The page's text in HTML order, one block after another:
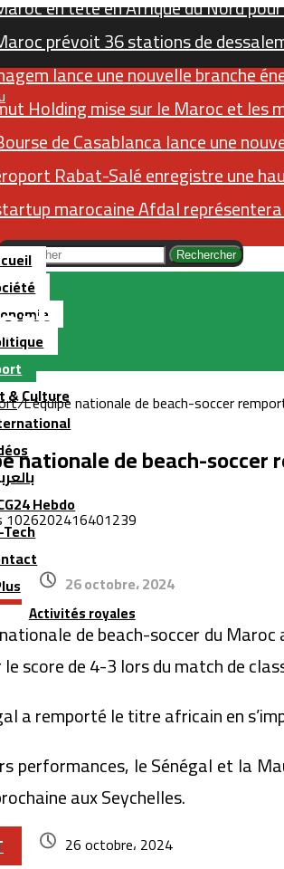
en tête en Afrique du Nord
prévoit 36 stations de
lance une nouvelle branche
Holding mise sur le Maroc et les
de Casablanca lance une
Rabat-Salé enregistre une
marocaine Afdal
Rechercher
& Culture
Hebdo
Activités royales
/L’équipe nationale de beach-soccer
nationale de beach-
26 octobre، 2024
nationale de beach-soccer du
score de 4-3 lors du match de
a remporté le titre africain en
performances, le Sénégal et la
aux Seychelles.
26 octobre، 2024